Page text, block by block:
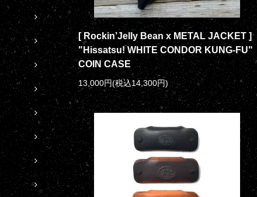
[ Rockin’Jelly Bean x METAL JACKET ]
"Hissatsu! WHITE CONDOR KUNG-FU"
COIN CASE
13,000円(税込14,300円)